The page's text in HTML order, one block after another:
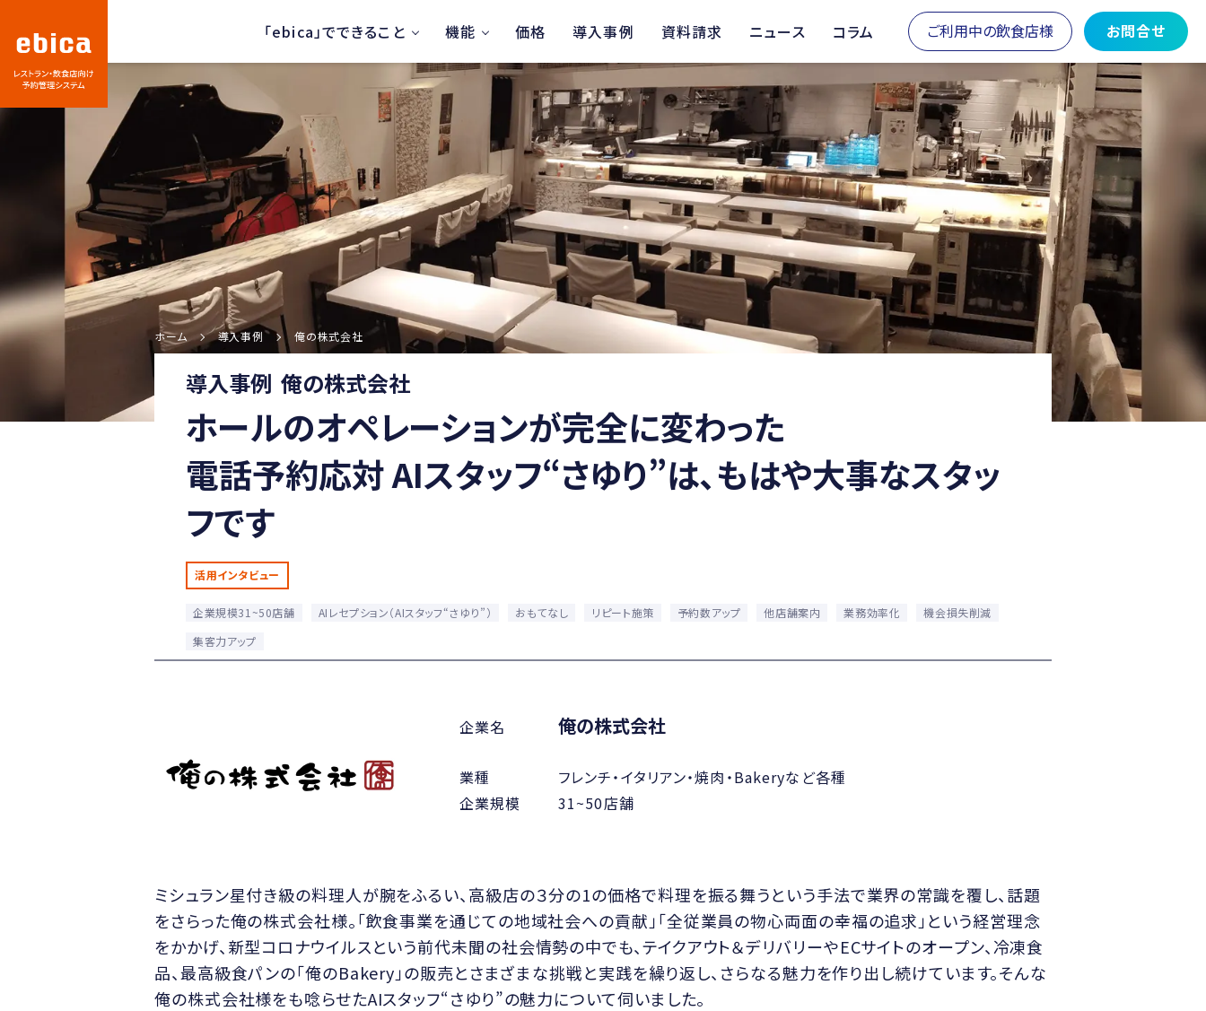
「ebica」でできること 機能 価格 導入事例 資料請求 ニュース コラム ご利用中の飲食店様 お問合せ
ホーム 導入事例 俺の株式会社
導入事例 俺の株式会社
ホールのオペレーションが完全に変わった
電話予約応対 AIスタッフ“さゆり”は、もはや大事なスタッ
フです
活用インタビュー
企業規模31~50店舗 AIレセプション（AIスタッフ“さゆり”） おもてなし リピート施策 予約数アップ 他店舗案内 業務効率化
機会損失削減
集客力アップ
企業名 俺の株式会社
業種
フレンチ・イタリアン・焼肉・Bakeryなど各種
企業規模
31~50店舗
ミシュラン星付き級の料理人が腕をふるい、高級店の３分の1の価格で料理を振る舞うという手法で業界の常識を覆し、話題
をさらった俺の株式会社様。「飲食事業を通じての地域社会への貢献」「全従業員の物心両面の幸福の追求」という経営理念
をかかげ、新型コロナウイルスという前代未聞の社会情勢の中でも、テイクアウト＆デリバリーやECサイトのオープン、冷凍食
品、最高級食パンの「俺のBakery」の販売とさまざまな挑戦と実践を繰り返し、さらなる魅力を作り出し続けています。そんな
俺の株式会社様をも唸らせたAIスタッフ“さゆり”の魅力について伺いました。